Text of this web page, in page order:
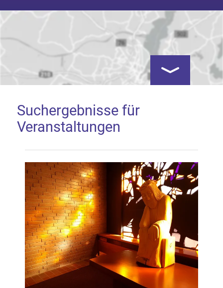
Google Map laden
Mit dem Laden der Karte akzeptieren Sie, dass die
Anwendung Google Maps beim Aktivieren von
Inhalten Cookies auf Ihrem Gerät setzt, z.B. zwecks
Reichweitenmessung und profilbasierter Werbung.
Näheres s.zur Datenschutzerklärung
Hier können Sie Ihre Cookie-
Einstellungen anpassen
Kartenansicht
Suchergebnisse für
Veranstaltungen